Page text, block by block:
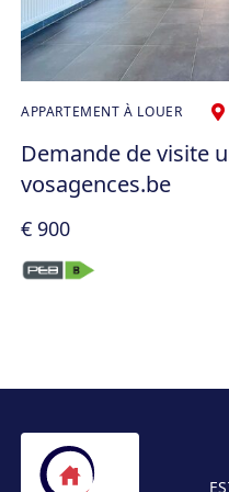
APPARTEMENT À LOUER
Demande de visite
vosagences.be
€ 900